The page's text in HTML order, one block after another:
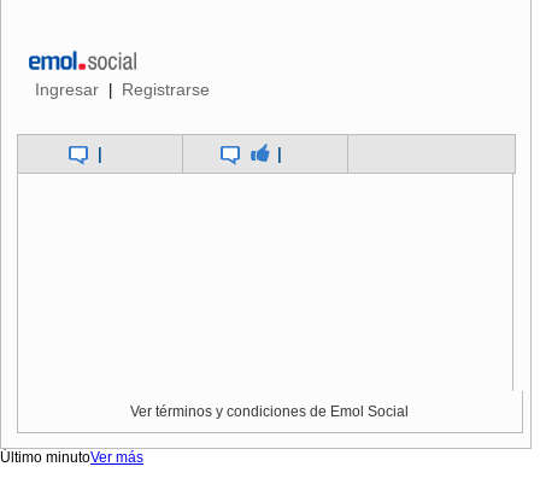
Ingresar | Registrarse
| |
Ver términos y condiciones de Emol Social
Último minutoVer más